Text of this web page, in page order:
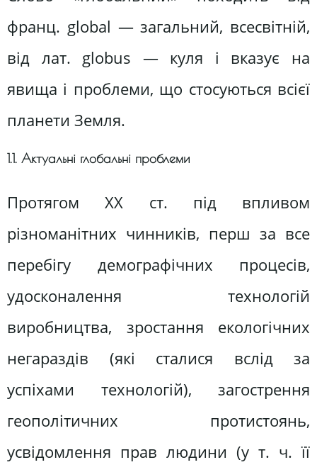
франц. global — загальний, всесвітній,
від лат. globus — куля і вказує на
явища і проблеми, що стосуються всієї
планети Земля.
1.1. Актуальні глобальні проблеми
Протягом XX ст. під впливом
різноманітних чинників, перш за все
перебігу демографічних процесів,
удосконалення технологій
виробництва, зростання екологічних
негараздів (які сталися вслід за
успіхами технологій), загострення
геополітичних протистоянь,
усвідомлення прав людини (у т. ч. її